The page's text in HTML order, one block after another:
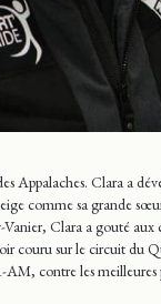
Appalaches. Clara a
comme sa grande
Vanier, Clara a gouté
couru sur le circuit du
contre les meilleures